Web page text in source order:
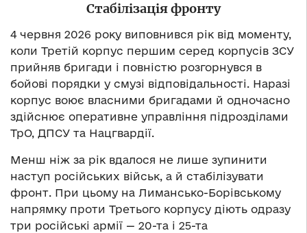
Стабілізація фронту
4 червня 2026 року виповнився рік від моменту,
коли Третій корпус першим серед корпусів ЗСУ
прийняв бригади і повністю розгорнувся в
бойові порядки у смузі відповідальності. Наразі
корпус воює власними бригадами й одночасно
здійснює оперативне управління підрозділами
ТрО, ДПСУ та Нацгвардії.
Менш ніж за рік вдалося не лише зупинити
наступ російських військ, а й стабілізувати
фронт. При цьому на Лимансько-Борівському
напрямку проти Третього корпусу діють одразу
три російські армії — 20-та і 25-та